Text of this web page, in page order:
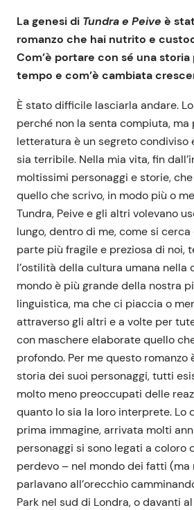
La genesi di Tundra e Peive è
romanzo che hai nutrito e
Com’è portare con sé una
tempo e com’è cambiata
È stato difficile lasciarla andare.
perché non la senta compiuta, ma
letteratura è un segreto condiviso
sia terribile. Nella mia vita, fin
moltissimi personaggi e storie,
quello che scrivo, in modo più o
Tundra, Peive e gli altri volevano
lungo, dentro di me, come si
parte più fragile e preziosa di noi,
l’ostilità della cultura umana nella
mondo è più grande della nostra
linguistica, ma che ci piaccia o
attraverso gli altri e a volte per
con maschere elaborate quello
profondo. Per me questo
storia dei suoi personaggi, tutti
molto meno preoccupati delle
quanto lo sia la loro interprete. Lo
prima immagine, arrivata molti
personaggi si sono legati a coloro
perdevo – nel mondo dei fatti (ma
parlavano all’orecchio
Park nel sud di Londra, o davanti